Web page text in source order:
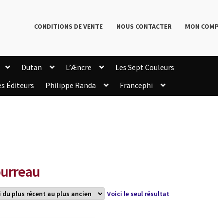
CONDITIONS DE VENTE NOUS CONTACTER MON
Dutan L’Æncre
Les Sept Couleurs
Éditeurs Philippe Randa
Francephi
Voici le seul résultat